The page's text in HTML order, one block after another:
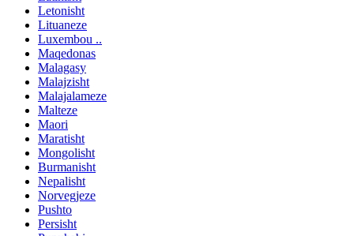
Letonisht
Lituaneze
Luxembou ..
Maqedonas
Malagasy
Malajzisht
Malajalameze
Malteze
Maori
Maratisht
Mongolisht
Burmanisht
Nepalisht
Norvegjeze
Pushto
Persisht